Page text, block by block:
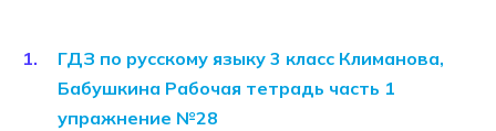
ГДЗ по русскому языку 3 класс Климанова,
Бабушкина Рабочая тетрадь часть 1
упражнение №28